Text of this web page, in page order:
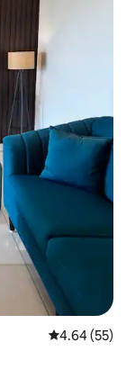
Calificación
4.64 (55)